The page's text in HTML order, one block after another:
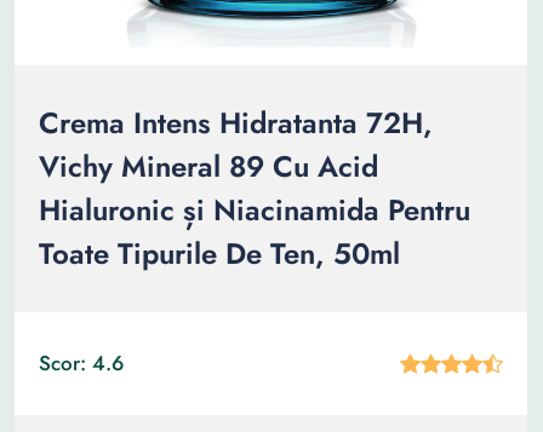
Crema Intens Hidratanta 72H,
Vichy Mineral 89 Cu Acid
Hialuronic și Niacinamida Pentru
Toate Tipurile De Ten, 50ml
Scor: 4.6